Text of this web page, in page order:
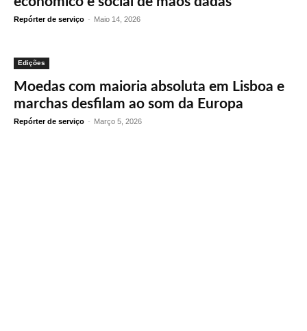
Repórter de serviço - Maio 14, 2026
Edições
Moedas com maioria absoluta em Lisboa e
marchas desfilam ao som da Europa
Repórter de serviço - Março 5, 2026